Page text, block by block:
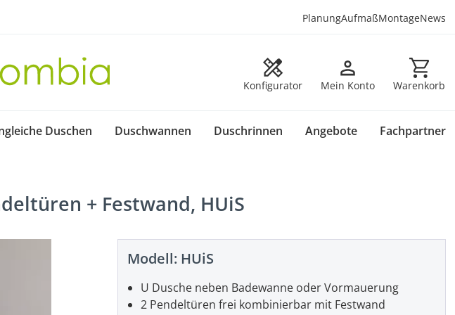
PlanungAufmaßMontageNews
Konfigurator Mein Konto Warenkorb
Warenkorb
Duschen Duschwannen Duschrinnen Angebote Fachpartner
+ Festwand, HUiS
Modell: HUiS
U Dusche neben Badewanne oder Vormauerung
2 Pendeltüren frei kombinierbar mit Festwand